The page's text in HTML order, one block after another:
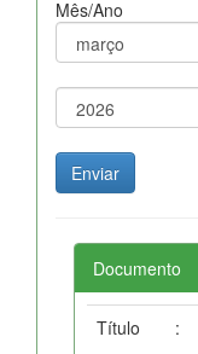
Mês/Ano
Documento
Título :